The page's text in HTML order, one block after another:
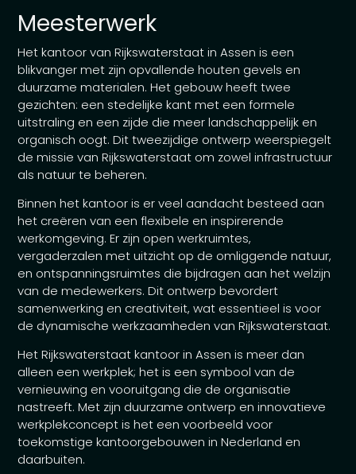
Meesterwerk
Het kantoor van Rijkswaterstaat in Assen is een
blikvanger met zijn opvallende houten gevels en
duurzame materialen. Het gebouw heeft twee
gezichten: een stedelijke kant met een formele
uitstraling en een zijde die meer landschappelijk en
organisch oogt. Dit tweezijdige ontwerp weerspiegelt
de missie van Rijkswaterstaat om zowel infrastructuur
als natuur te beheren.
Binnen het kantoor is er veel aandacht besteed aan
het creëren van een flexibele en inspirerende
werkomgeving. Er zijn open werkruimtes,
vergaderzalen met uitzicht op de omliggende natuur,
en ontspanningsruimtes die bijdragen aan het welzijn
van de medewerkers. Dit ontwerp bevordert
samenwerking en creativiteit, wat essentieel is voor
de dynamische werkzaamheden van Rijkswaterstaat.
Het Rijkswaterstaat kantoor in Assen is meer dan
alleen een werkplek; het is een symbool van de
vernieuwing en vooruitgang die de organisatie
nastreeft. Met zijn duurzame ontwerp en innovatieve
werkplekconcept is het een voorbeeld voor
toekomstige kantoorgebouwen in Nederland en
daarbuiten.